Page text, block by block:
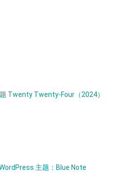
Twenty Twenty-Four（2024）
主题：Blue Note